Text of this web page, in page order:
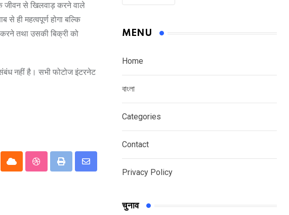
जीवन से खिलवाड़ करने वाले
ही महत्वपूर्ण होगा बल्कि
तथा उसकी बिक्री को
नहीं है। सभी फोटोज इंटरनेट
Cloud StumbleUpon
Print
Share
MENU
Home
বাংলা
Categories
Contact
Privacy Policy
चुनाव